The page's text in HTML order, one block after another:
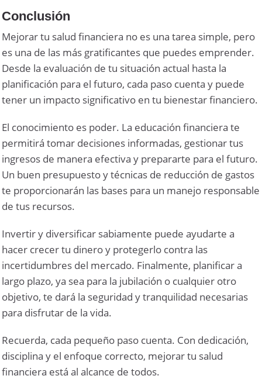
Conclusión
Mejorar tu salud financiera no es una tarea simple, pero
es una de las más gratificantes que puedes emprender.
Desde la evaluación de tu situación actual hasta la
planificación para el futuro, cada paso cuenta y puede
tener un impacto significativo en tu bienestar financiero.
El conocimiento es poder. La educación financiera te
permitirá tomar decisiones informadas, gestionar tus
ingresos de manera efectiva y prepararte para el futuro.
Un buen presupuesto y técnicas de reducción de gastos
te proporcionarán las bases para un manejo responsable
de tus recursos.
Invertir y diversificar sabiamente puede ayudarte a
hacer crecer tu dinero y protegerlo contra las
incertidumbres del mercado. Finalmente, planificar a
largo plazo, ya sea para la jubilación o cualquier otro
objetivo, te dará la seguridad y tranquilidad necesarias
para disfrutar de la vida.
Recuerda, cada pequeño paso cuenta. Con dedicación,
disciplina y el enfoque correcto, mejorar tu salud
financiera está al alcance de todos.